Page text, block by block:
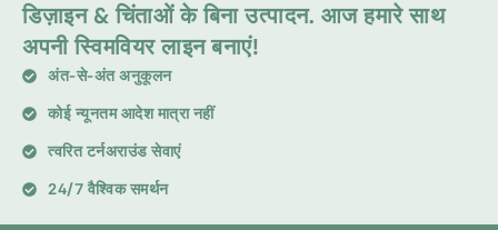
डिज़ाइन & चिंताओं के बिना उत्पादन. आज हमारे साथ
अपनी स्विमवियर लाइन बनाएं!
अंत-से-अंत अनुकूलन
कोई न्यूनतम आदेश मात्रा नहीं
त्वरित टर्नअराउंड सेवाएं
24/7 वैश्विक समर्थन